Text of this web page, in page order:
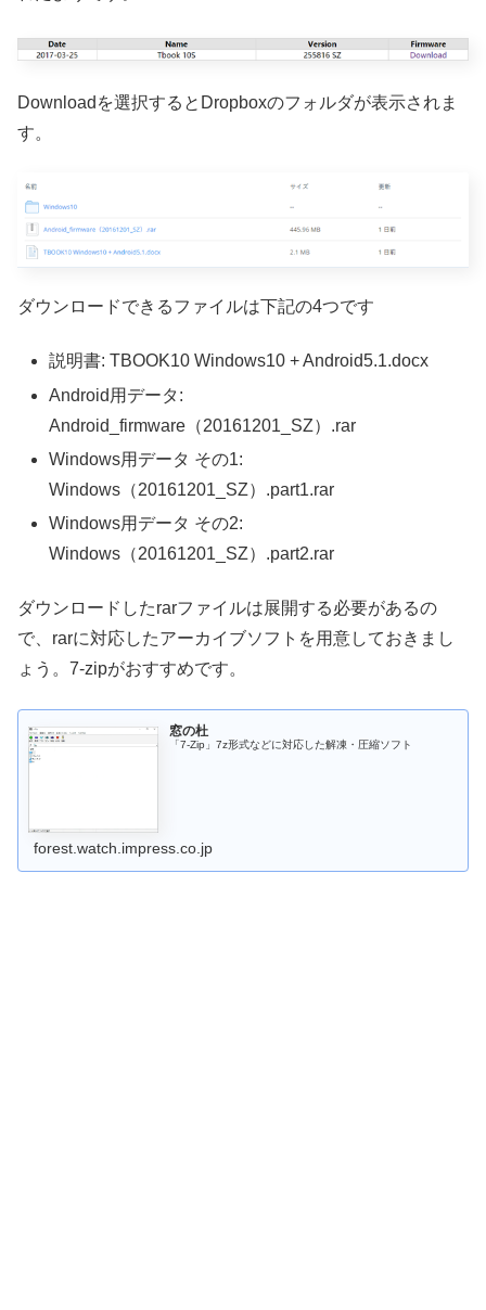
Downloadを選択するとDropboxのフォルダが表示されま
す。
ダウンロードできるファイルは下記の4つです
説明書: TBOOK10 Windows10 + Android5.1.docx
Android用データ:
Android_firmware（20161201_SZ）.rar
Windows用データ その1:
Windows（20161201_SZ）.part1.rar
Windows用データ その2:
Windows（20161201_SZ）.part2.rar
ダウンロードしたrarファイルは展開する必要があるの
で、rarに対応したアーカイブソフトを用意しておきまし
ょう。7-zipがおすすめです。
窓の杜
「7-Zip」7z形式などに対応した解凍・圧縮ソフト
forest.watch.impress.co.jp